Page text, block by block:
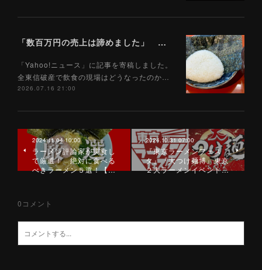
「数百万円の売上は諦めました」 全東信破産で飲食店はどうなったのか？ 被害を受けた飲食店店主に聞いた（Yahoo!ニュース）7/17
「Yahoo!ニュース」に記事を寄稿しました。
全東信破産で飲食の現場はどうなったのか…
2026.07.16 21:00
2024.11.04 10:00
ラーメン評論家が実食し
て厳選！ 絶対に食べる
べきラーメン５選！【…
2024.10.31 07:00
『東京ラーメンフェス
タ』『大つけ麺博』東京
２大ラーメンイベント…
0 コメント